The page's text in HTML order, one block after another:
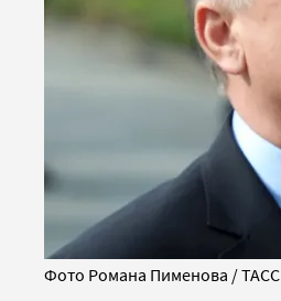
Фото Романа Пименова / ТАСС